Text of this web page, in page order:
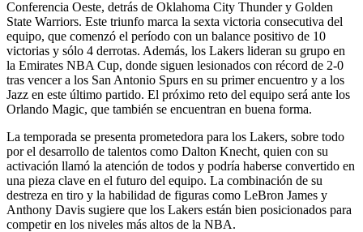
Conferencia Oeste, detrás de Oklahoma City Thunder y Golden
State Warriors. Este triunfo marca la sexta victoria consecutiva del
equipo, que comenzó el período con un balance positivo de 10
victorias y sólo 4 derrotas. Además, los Lakers lideran su grupo en
la Emirates NBA Cup, donde siguen lesionados con récord de 2-0
tras vencer a los San Antonio Spurs en su primer encuentro y a los
Jazz en este último partido. El próximo reto del equipo será ante los
Orlando Magic, que también se encuentran en buena forma.
La temporada se presenta prometedora para los Lakers, sobre todo
por el desarrollo de talentos como Dalton Knecht, quien con su
activación llamó la atención de todos y podría haberse convertido en
una pieza clave en el futuro del equipo. La combinación de su
destreza en tiro y la habilidad de figuras como LeBron James y
Anthony Davis sugiere que los Lakers están bien posicionados para
competir en los niveles más altos de la NBA.